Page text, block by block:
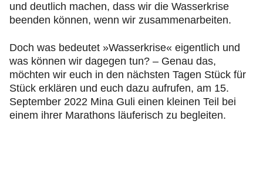
und deutlich machen, dass wir die Wasserkrise
beenden können, wenn wir zusammenarbeiten.
Doch was bedeutet »Wasserkrise« eigentlich und
was können wir dagegen tun? – Genau das,
möchten wir euch in den nächsten Tagen Stück für
Stück erklären und euch dazu aufrufen, am 15.
September 2022 Mina Guli einen kleinen Teil bei
einem ihrer Marathons läuferisch zu begleiten.